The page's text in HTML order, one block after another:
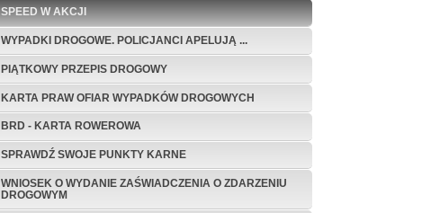
SPEED W AKCJI
WYPADKI DROGOWE. POLICJANCI APELUJĄ ...
PIĄTKOWY PRZEPIS DROGOWY
KARTA PRAW OFIAR WYPADKÓW DROGOWYCH
BRD - KARTA ROWEROWA
SPRAWDŹ SWOJE PUNKTY KARNE
WNIOSEK O WYDANIE ZAŚWIADCZENIA O ZDARZENIU
DROGOWYM